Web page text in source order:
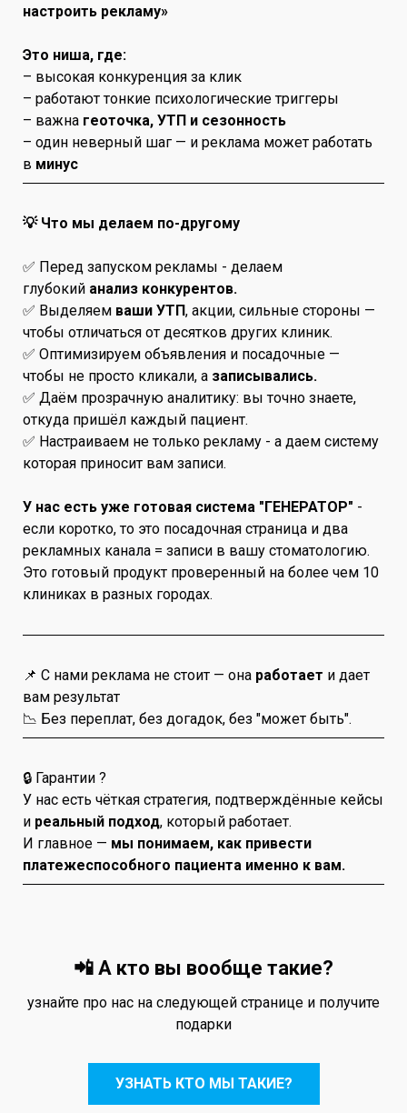
настроить рекламу»
Это ниша, где:
– высокая конкуренция за клик
– работают тонкие психологические триггеры
– важна геоточка, УТП и сезонность
– один неверный шаг — и реклама может работать
в минус
💡 Что мы делаем по-другому
✅ Перед запуском рекламы - делаем
глубокий анализ конкурентов.
✅ Выделяем ваши УТП, акции, сильные стороны —
чтобы отличаться от десятков других клиник.
✅ Оптимизируем объявления и посадочные —
чтобы не просто кликали, а записывались.
✅ Даём прозрачную аналитику: вы точно знаете,
откуда пришёл каждый пациент.
✅ Настраиваем не только рекламу - а даем систему
которая приносит вам записи.
У нас есть уже готовая система "ГЕНЕРАТОР" -
если коротко, то это посадочная страница и два
рекламных канала = записи в вашу стоматологию.
Это готовый продукт проверенный на более чем 10
клиниках в разных городах.
📌 С нами реклама не стоит — она работает и дает
вам результат
📉 Без переплат, без догадок, без "может быть".
🔒 Гарантии ?
У нас есть чёткая стратегия, подтверждённые кейсы
и реальный подход, который работает.
И главное — мы понимаем, как привести
платежеспособного пациента именно к вам.
📲 А кто вы вообще такие?
узнайте про нас на следующей странице и получите
подарки
УЗНАТЬ КТО МЫ ТАКИЕ?